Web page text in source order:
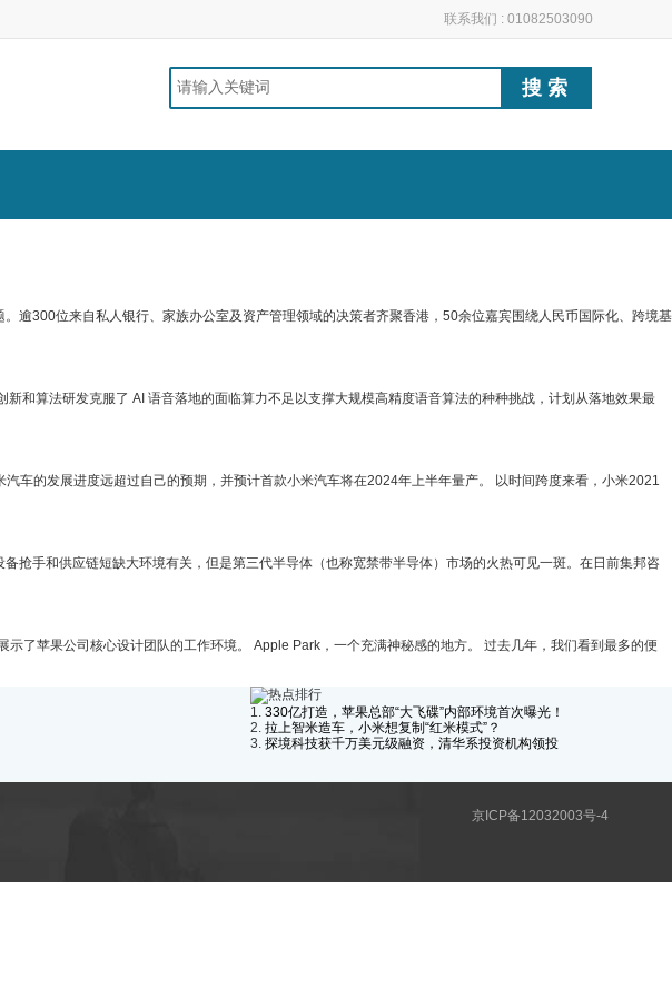
联系我们 : 01082503090
逾300位来自私人银行、家族办公室及资产管理领域的决策者齐聚香港，50余位嘉宾围绕人民币国际化、跨境基
和算法研发克服了 AI 语音落地的面临算力不足以支撑大规模高精度语音算法的种种挑战，计划从落地效果最
车的发展进度远超过自己的预期，并预计首款小米汽车将在2024年上半年量产。 以时间跨度来看，小米2021
抢手和供应链短缺大环境有关，但是第三代半导体（也称宽禁带半导体）市场的火热可见一斑。在日前集邦咨
了苹果公司核心设计团队的工作环境。 Apple Park，一个充满神秘感的地方。 过去几年，我们看到最多的便
热点排行
1. 330亿打造，苹果总部“大飞碟”内部环境首次曝光！
2. 拉上智米造车，小米想复制“红米模式”？
3. 探境科技获千万美元级融资，清华系投资机构领投
京ICP备12032003号-4